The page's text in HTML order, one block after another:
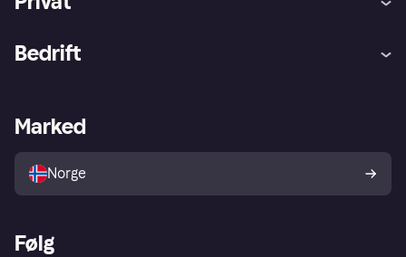
Utforsk butikker
Bedrift
Merchant portal
Marked
Norge
Følg